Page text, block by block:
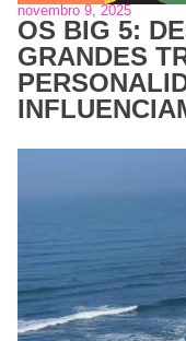
novembro 9, 2025
OS BIG 5:
GRANDES